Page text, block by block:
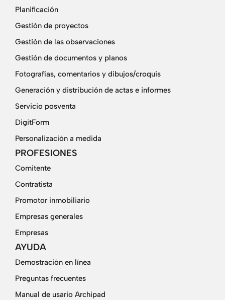
Planificación
Gestión de proyectos
Gestión de las observaciones
Gestión de documentos y planos
Fotografías, comentarios y dibujos/croquis
Generación y distribución de actas e informes
Servicio posventa
DigitForm
Personalización a medida
PROFESIONES
Comitente
Contratista
Promotor inmobiliario
Empresas generales
Empresas
AYUDA
Demostración en línea
Preguntas frecuentes
Manual de usario Archipad